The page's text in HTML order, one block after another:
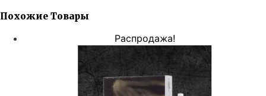
Похожие Товары
Распродажа!